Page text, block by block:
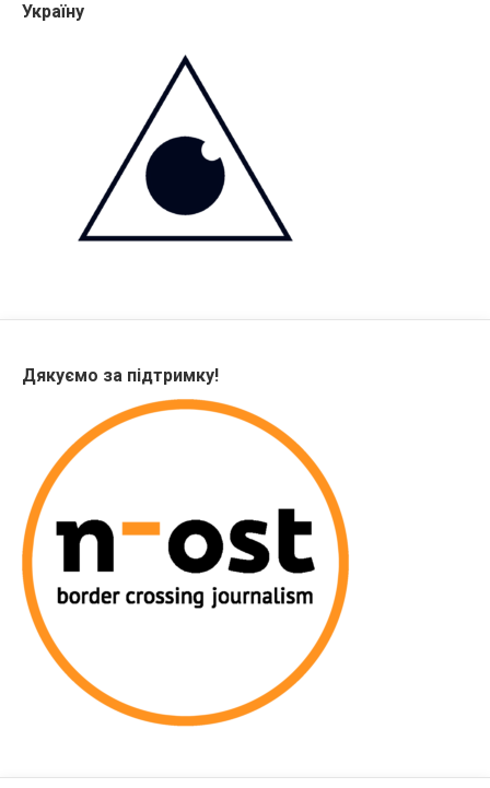
Україну
Дякуємо за підтримку!